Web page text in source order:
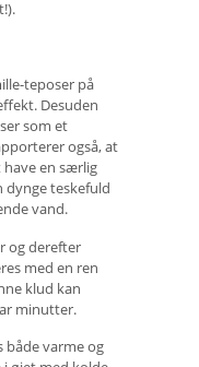
teposer på
Desuden
som et
også, at
have en særlig
dynge teskefuld
vand.
og derefter
med en ren
klud kan
minutter.
både varme og